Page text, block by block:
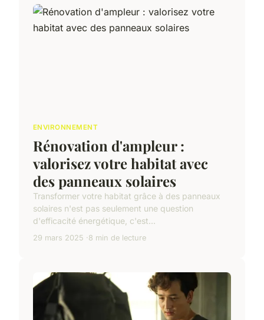
ENVIRONNEMENT
Rénovation d'ampleur :
valorisez votre habitat avec
des panneaux solaires
Transformer votre habitat grâce à des panneaux
solaires n'est pas seulement une question
d'efficacité énergétique, c'est...
29 mars 2025 8 min de lecture